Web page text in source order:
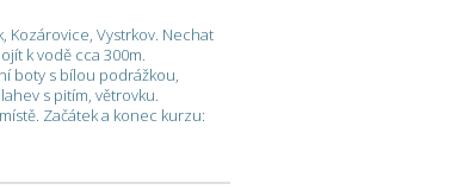
Kozárovice, Vystrkov. Nechat
k vodě cca 300m.
boty s bílou podrážkou,
s pitím, větrovku.
Začátek a konec kurzu: